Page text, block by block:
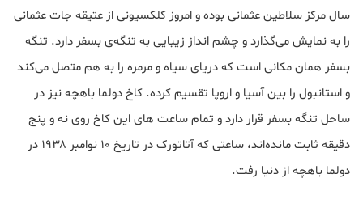
سال مرکز سلاطین عثمانی بوده و امروز کلکسیونی از عتیقه جات عثمانی
را به نمایش می‌گذارد و چشم انداز زیبایی به تنگه‌ی بسفر دارد. تنگه
بسفر همان مکانی است که دریای سیاه و مرمره را به هم متصل می‌کند
و استانبول را بین آسیا و اروپا تقسیم کرده. کاخ دولما باهچه نیز در
ساحل تنگه بسفر قرار دارد و تمام ساعت های این کاخ روی نه و پنج
دقیقه ثابت مانده‌اند، ساعتی که آتاتورک در تاریخ ۱۰ نوامبر ۱۹۳۸ در
دولما باهچه از دنیا رفت.